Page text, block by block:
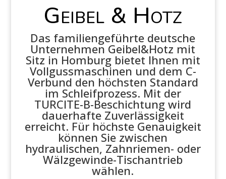
Geibel & Hotz
Das familiengeführte deutsche
Unternehmen Geibel&Hotz mit
Sitz in Homburg bietet Ihnen mit
Vollgussmaschinen und dem C-
Verbund den höchsten Standard
im Schleifprozess. Mit der
TURCITE-B-Beschichtung wird
dauerhafte Zuverlässigkeit
erreicht. Für höchste Genauigkeit
können Sie zwischen
hydraulischen, Zahnriemen- oder
Wälzgewinde-Tischantrieb
wählen.